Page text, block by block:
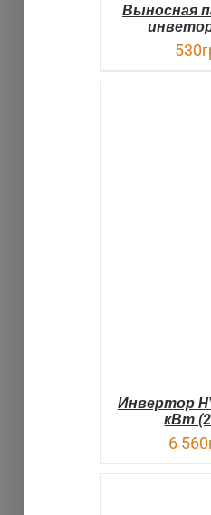
Выносная
530
Инвертор
кВт
6 560